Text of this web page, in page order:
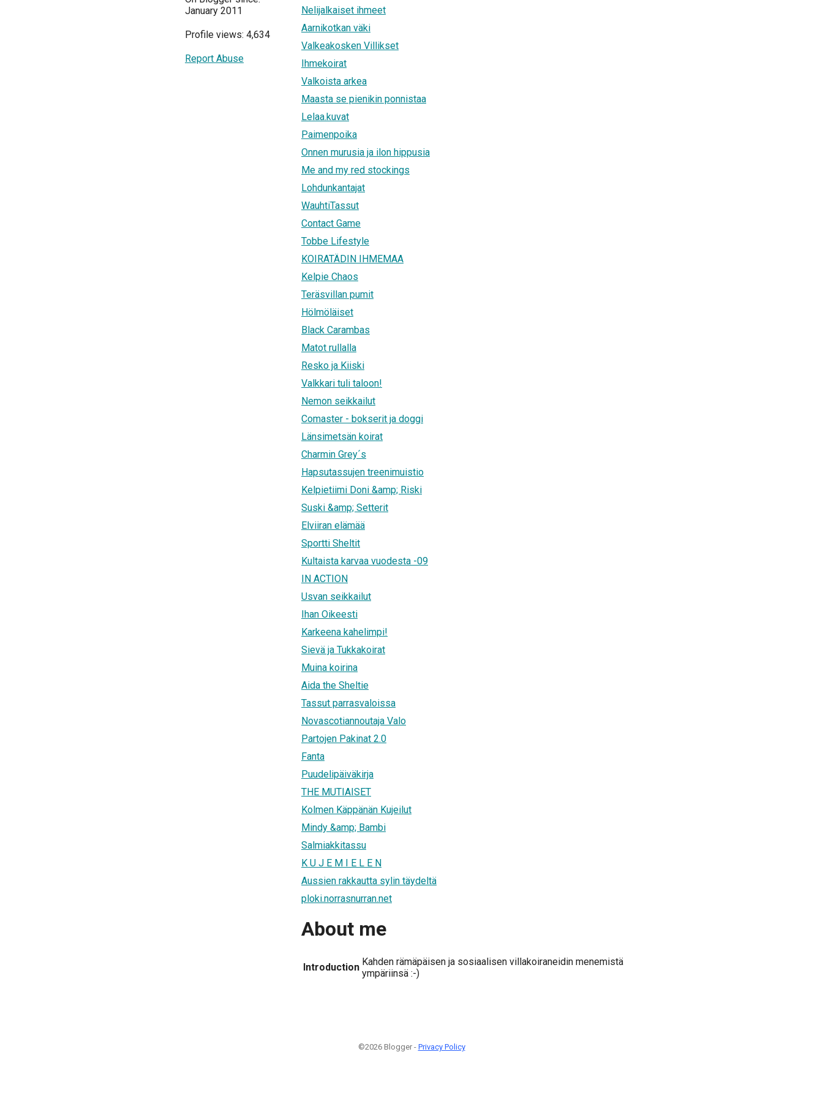
January 2011
Profile views: 4,634
Report Abuse
Nelijalkaiset ihmeet
Aarnikotkan väki
Valkeakosken Villikset
Ihmekoirat
Valkoista arkea
Maasta se pienikin ponnistaa
Lelaa.kuvat
Paimenpoika
Onnen murusia ja ilon hippusia
Me and my red stockings
Lohdunkantajat
WauhtiTassut
Contact Game
Tobbe Lifestyle
KOIRATÄDIN IHMEMAA
Kelpie Chaos
Teräsvillan pumit
Hölmöläiset
Black Carambas
Matot rullalla
Resko ja Kiiski
Valkkari tuli taloon!
Nemon seikkailut
Comaster - bokserit ja doggi
Länsimetsän koirat
Charmin Grey´s
Hapsutassujen treenimuistio
Kelpietiimi Doni &amp; Riski
Suski &amp; Setterit
Elviiran elämää
Sportti Sheltit
Kultaista karvaa vuodesta -09
IN ACTION
Usvan seikkailut
Ihan Oikeesti
Karkeena kahelimpi!
Sievä ja Tukkakoirat
Muina koirina
Aida the Sheltie
Tassut parrasvaloissa
Novascotiannoutaja Valo
Partojen Pakinat 2.0
Fanta
Puudelipäiväkirja
THE MUTIAISET
Kolmen Käppänän Kujeilut
Mindy &amp; Bambi
Salmiakkitassu
K U J E M I E L E N
Aussien rakkautta sylin täydeltä
ploki.norrasnurran.net
About me
Introduction Kahden rämäpäisen ja sosiaalisen villakoiraneidin menemistä
ympäriinsä :-)
©2026 Blogger - Privacy Policy